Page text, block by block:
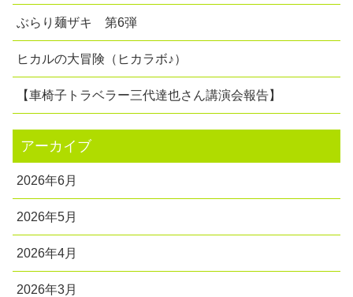
ぶらり麺ザキ 第6弾
ヒカルの大冒険（ヒカラボ♪）
【車椅子トラベラー三代達也さん講演会報告】
アーカイブ
2026年6月
2026年5月
2026年4月
2026年3月